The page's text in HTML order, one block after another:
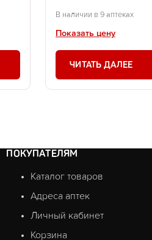
В наличии в 9 аптеках
Показать цену
ЧИТАТЬ ДАЛЕЕ
ПОКУПАТЕЛЯМ
Каталог товаров
Адреса аптек
Личный кабинет
Корзина